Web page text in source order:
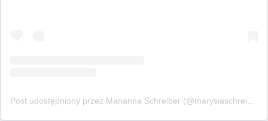
Post udostępniony przez Marianna Schreiber (@marysiaschreiber)